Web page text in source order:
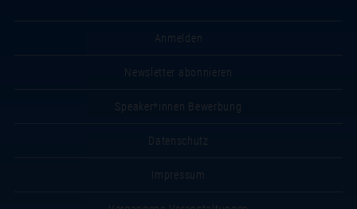
Anmelden
Newsletter abonnieren
Speaker*innen Bewerbung
Datenschutz
Impressum